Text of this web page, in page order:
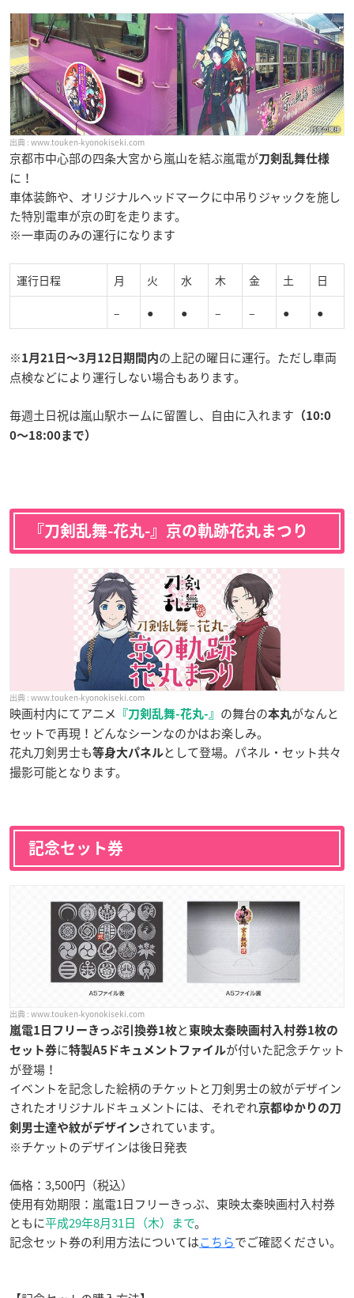
www.touken-kyonokiseki.com
京都市中心部の四条大宮から嵐山を結ぶ嵐電が刀剣乱舞仕様
に！
車体装飾や、オリジナルヘッドマークに中吊りジャックを施し
た特別電車が京の町を走ります。
※一車両のみの運行になります
運行日程 月 火 水 木 金 土 日
– ● ● – – ● ●
※ 1月21日〜3月12日期間内の上記の曜日に運行。ただし車両
点検などにより運行しない場合もあります。
毎週土日祝は嵐山駅ホームに留置し、自由に入れます （ 10:0
0〜18:00まで）
『刀剣乱舞-花丸-』京の軌跡花丸まつり
www.touken-kyonokiseki.com
映画村内にてアニメ 『刀剣乱舞-花丸-』 の舞台の本丸がなんと
セットで再現！どんなシーンなのかはお楽しみ。
花丸刀剣男士も等身大パネルとして登場。パネル・セット共々
撮影可能となります。
記念セット券
www.touken-kyonokiseki.com
嵐電1日フリーきっぷ引換券1枚と 東映太秦映画村入村券1枚の
セット券に特製A5ドキュメントファイルが付いた記念チケット
が登場！
イベントを記念した絵柄のチケットと刀剣男士の紋がデザイン
されたオリジナルドキュメントには、それぞれ京都ゆかりの刀
剣男士達や紋がデザイン されています。
※チケットのデザインは後日発表
価格：3,500円（税込）
使用有効期限：嵐電1日フリーきっぷ、東映太秦映画村入村券
ともに平成29年8月31日（木）まで。
記念セット券の利用方法についてはこちらでご確認ください。